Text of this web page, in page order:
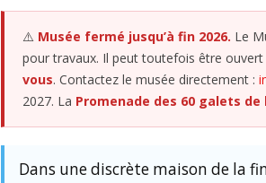
⚠️ Musée fermé jusqu’à fin 2026. Le
pour travaux. Il peut toutefois être
vous. Contactez le musée directement :
2027. La Promenade des 60 galets de
Dans une discrète maison de la